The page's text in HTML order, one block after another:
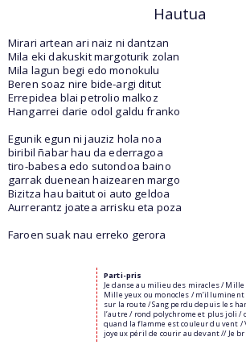
Hautua
Mirari artean ari naiz ni dantzan
Mila eki dakuskit margoturik zolan
Mila lagun begi edo monokulu
Beren soaz nire bide-argi ditut
Errepidea blai petrolio malkoz
Hangarrei darie odol galdu franko
Egunik egun ni jauziz hola noa
biribil ñabar hau da ederragoa
tiro-babesa edo sutondoa baino
garrak duenean haizearen margo
Bizitza hau baitut oi auto geldoa
Aurrerantz joatea arrisku eta poza
Faroen suak nau erreko gerora
Parti-pris
Je danse au milieu des miracles /
Mille yeux ou monocles /
sur la route / Sang perdu depuis les
l’autre / rond polychrome et plus joli /
quand la flamme est couleur du vent /
joyeux péril de courir au devant // Je